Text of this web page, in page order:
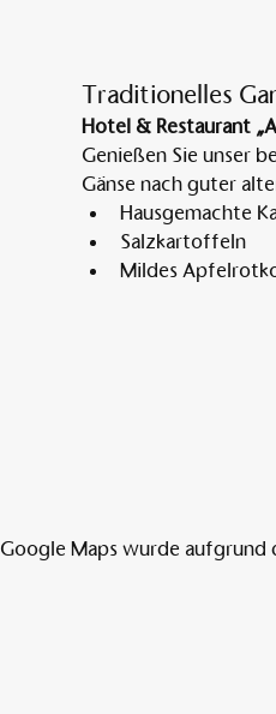
Traditionelles
Hotel & Restaurant
Genießen Sie unser
Gänse nach guter
Hausgemachte
Salzkartoffeln
Mildes
Google Maps wurde